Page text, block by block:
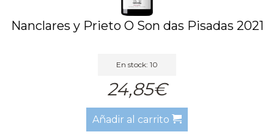
Nanclares y Prieto O Son das Pisadas 2021
En stock: 10
24,85€
Añadir al carrito